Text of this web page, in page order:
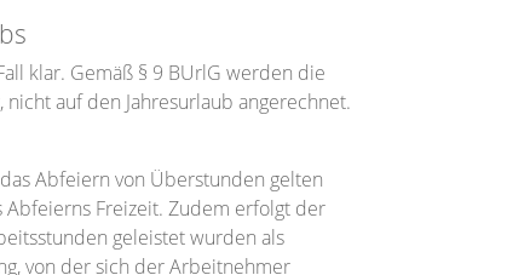
klar. Gemäß § 9 BUrlG werden die
auf den Jahresurlaub angerechnet.
Abfeiern von Überstunden gelten
Freizeit. Zudem erfolgt der
geleistet wurden als
von der sich der Arbeitnehmer